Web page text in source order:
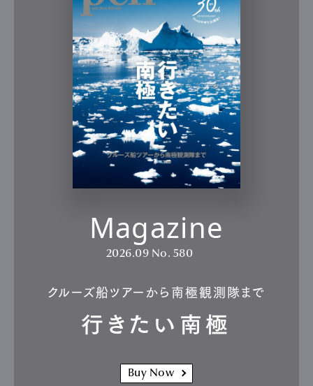
Magazine
2026.09 No. 580
クルーズ船ツアーから南極観測隊まで
行きたい南極
Buy Now